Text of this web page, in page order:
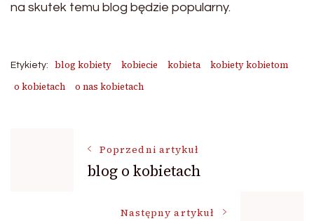
na skutek temu blog będzie popularny.
Etykiety: blog kobiety kobiecie kobieta
kobiety kobietom
o kobietach
o nas kobietach
NawigacjaPoprzedni artykuł
blog o kobietach
Następny artykuł